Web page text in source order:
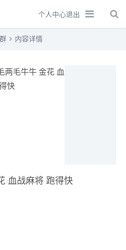
个人中心退出
内容详情
血战麻将 跑得快